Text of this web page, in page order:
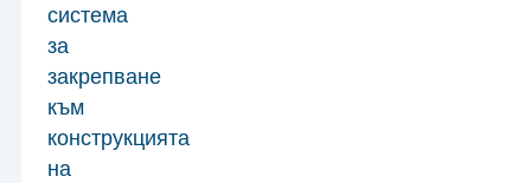
система
за
закрепване
към
конструкцията
на